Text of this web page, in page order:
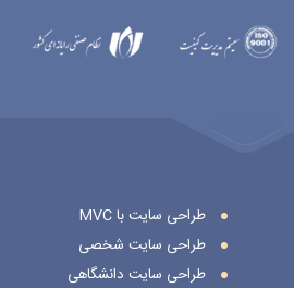
طراحی سایت با MVC
طراحی سایت شخصی
طراحی سایت دانشگاهی